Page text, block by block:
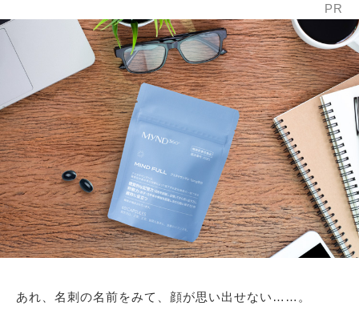
PR
あれ、名刺の名前をみて、顔が思い出せない……。